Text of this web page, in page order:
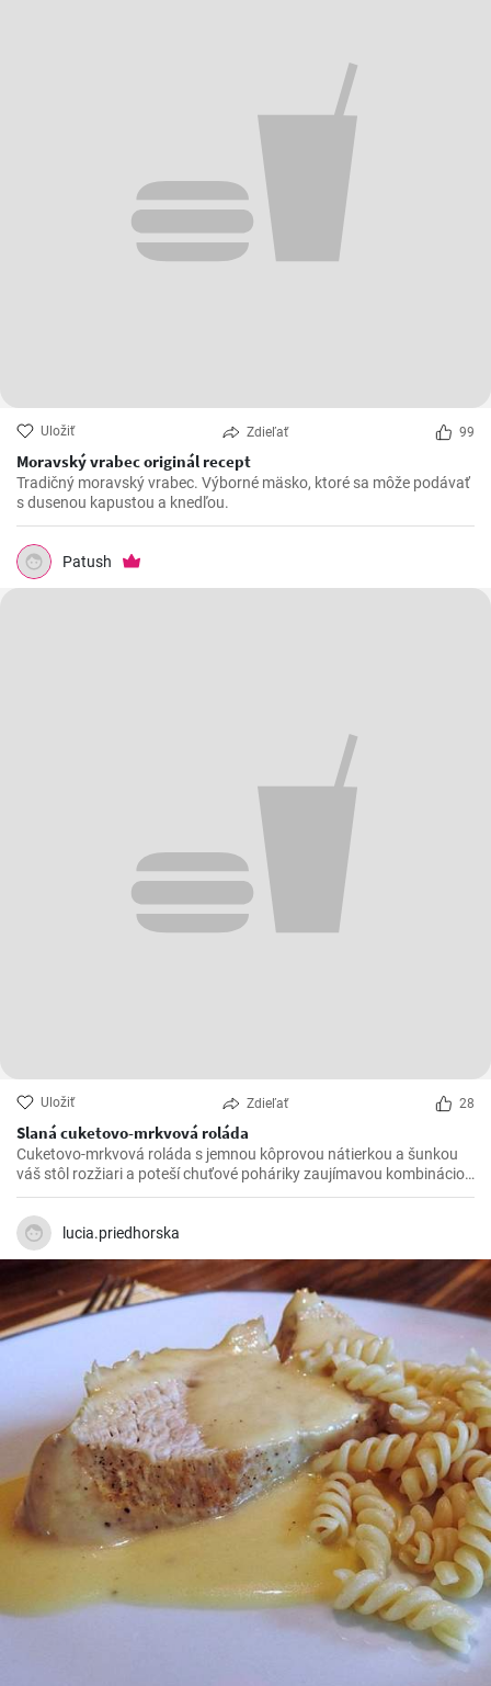
Uložiť Zdieľať 99
Moravský vrabec originál recept
Tradičný moravský vrabec. Výborné mäsko, ktoré sa môže podávať
s dusenou kapustou a knedľou.
Patush
Uložiť Zdieľať 28
Slaná cuketovo-mrkvová roláda
Cuketovo-mrkvová roláda s jemnou kôprovou nátierkou a šunkou
váš stôl rozžiari a poteší chuťové poháriky zaujímavou kombináciou
chutí.
lucia.priedhorska